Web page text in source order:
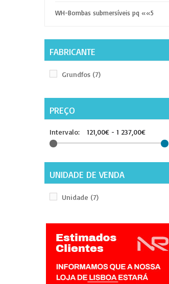
WH-Bombas submersíveis pq ««5
FABRICANTE
Grundfos (7)
PREÇO
Intervalo: 121,00€ - 1 237,00€
UNIDADE DE VENDA
Unidade (7)